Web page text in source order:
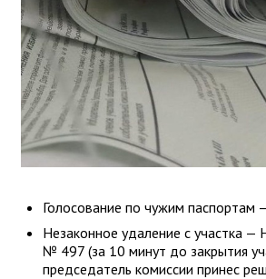
Голосование по чужим
Незаконное удаление с участка
№ 497 (за 10 минут до закрытия
председатель комиссии принес